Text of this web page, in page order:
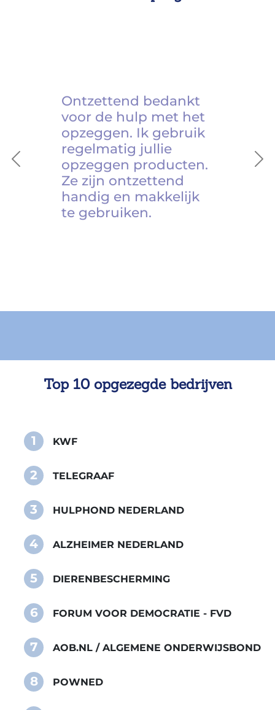
Previous
Ontzettend bedankt
voor de hulp met het
opzeggen. Ik gebruik
regelmatig jullie
opzeggen producten.
Ze zijn ontzettend
handig en makkelijk
te gebruiken.
Top 10 opgezegde bedrijven
1 KWF
2 TELEGRAAF
3 HULPHOND NEDERLAND
4 ALZHEIMER NEDERLAND
5 DIERENBESCHERMING
6 FORUM VOOR DEMOCRATIE - FVD
7 AOB.NL / ALGEMENE ONDERWIJSBOND
8 POWNED